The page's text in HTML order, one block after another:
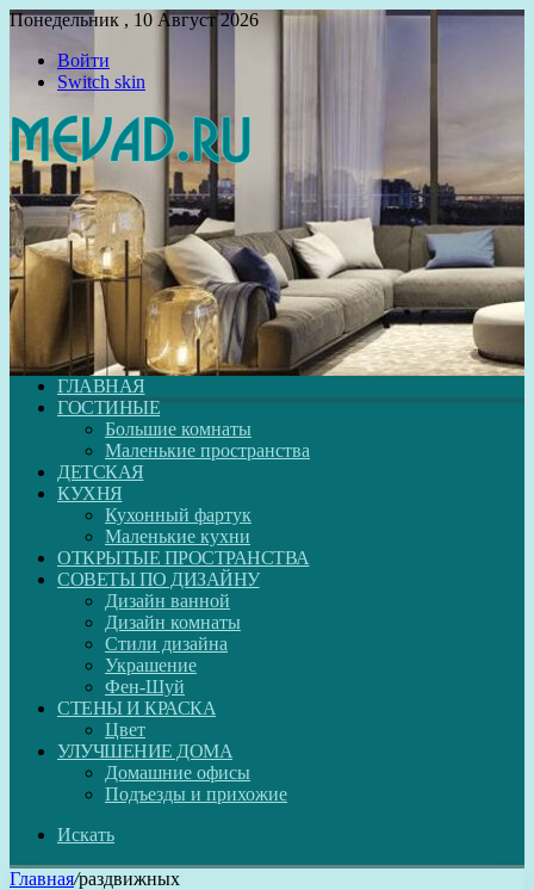
Понедельник , 10 Август 2026
Войти
Switch skin
ГЛАВНАЯ
ГОСТИНЫЕ
Большие комнаты
Маленькие пространства
ДЕТСКАЯ
КУХНЯ
Кухонный фартук
Маленькие кухни
ОТКРЫТЫЕ ПРОСТРАНСТВА
СОВЕТЫ ПО ДИЗАЙНУ
Дизайн ванной
Дизайн комнаты
Стили дизайна
Украшение
Фен-Шуй
СТЕНЫ И КРАСКА
Цвет
УЛУЧШЕНИЕ ДОМА
Домашние офисы
Подъезды и прихожие
Искать
Главная/раздвижных